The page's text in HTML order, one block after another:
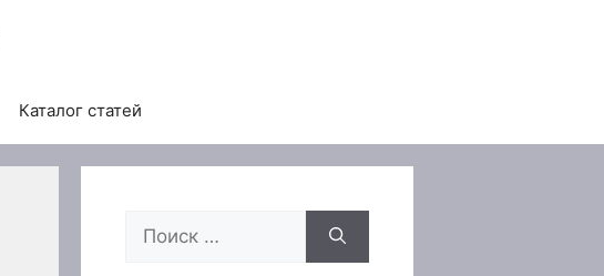
Каталог статей
Поиск: